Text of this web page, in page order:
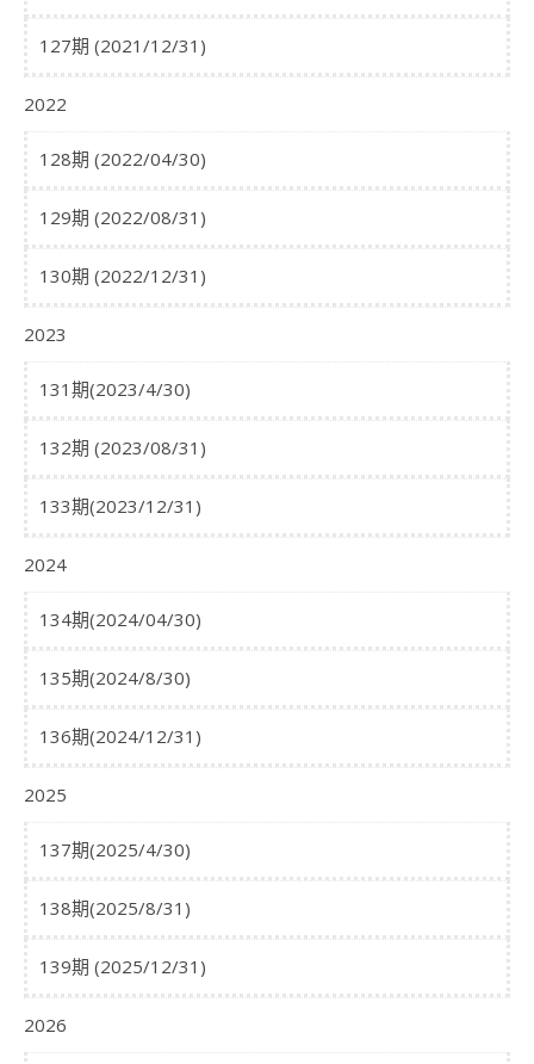
127期 (2021/12/31)
2022
128期 (2022/04/30)
129期 (2022/08/31)
130期 (2022/12/31)
2023
131期(2023/4/30)
132期 (2023/08/31)
133期(2023/12/31)
2024
134期(2024/04/30)
135期(2024/8/30)
136期(2024/12/31)
2025
137期(2025/4/30)
138期(2025/8/31)
139期 (2025/12/31)
2026